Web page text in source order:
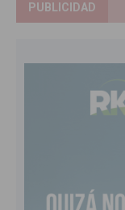
PUBLICIDAD